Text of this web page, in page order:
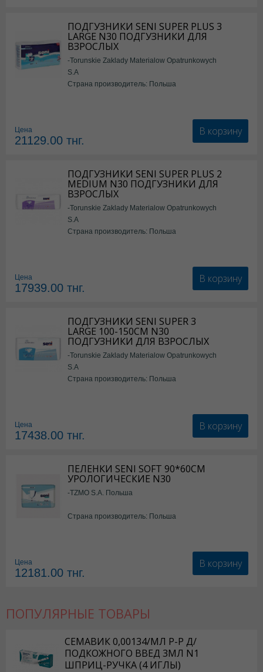
ПОДГУЗНИКИ SENI SUPER PLUS 3
LARGE N30 ПОДГУЗНИКИ ДЛЯ
ВЗРОСЛЫХ
-Torunskie Zaklady Materialow Opatrunkowych
S.A
Страна производитель: Польша
Цена
21129.00 тнг.
В корзину
ПОДГУЗНИКИ SENI SUPER PLUS 2
MEDIUM N30 ПОДГУЗНИКИ ДЛЯ
ВЗРОСЛЫХ
-Torunskie Zaklady Materialow Opatrunkowych
S.A
Страна производитель: Польша
Цена
17939.00 тнг.
В корзину
ПОДГУЗНИКИ SENI SUPER 3
LARGE 100-150СМ N30
ПОДГУЗНИКИ ДЛЯ ВЗРОСЛЫХ
-Torunskie Zaklady Materialow Opatrunkowych
S.A
Страна производитель: Польша
Цена
17438.00 тнг.
В корзину
ПЕЛЕНКИ SENI SOFT 90*60СМ
УРОЛОГИЧЕСКИЕ N30
-TZMO S.A. Польша
Страна производитель: Польша
Цена
12181.00 тнг.
В корзину
ПОПУЛЯРНЫЕ ТОВАРЫ
СЕМАВИК 0,00134/МЛ Р-Р Д/
ПОДКОЖНОГО ВВЕД 3МЛ N1
ШПРИЦ-РУЧКА (4 ИГЛЫ)